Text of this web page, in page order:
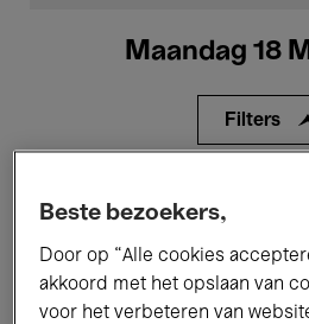
Maandag 18
Filters
Tentoonstellingen Films
Performances
Beste bezoekers,
Door op “Alle cookies
akkoord met het opslaan van
voor het verbeteren van